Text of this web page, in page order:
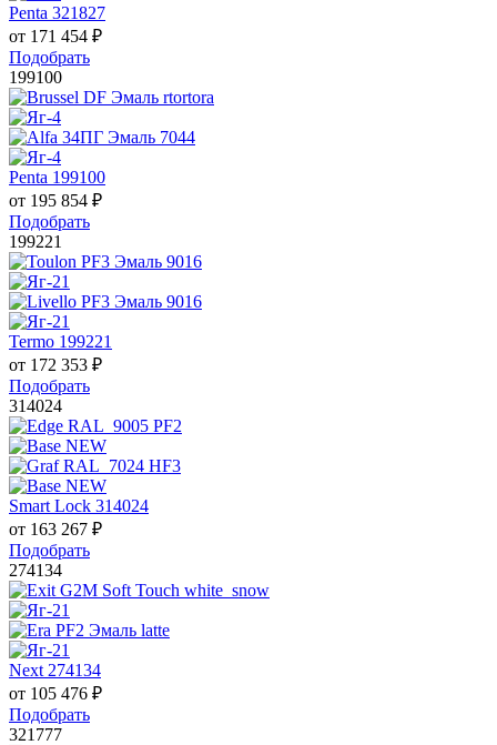
Penta 321827
от 171 454 ₽
Подобрать
199100
Penta 199100
от 195 854 ₽
Подобрать
199221
Termo 199221
от 172 353 ₽
Подобрать
314024
Smart Lock 314024
от 163 267 ₽
Подобрать
274134
Next 274134
от 105 476 ₽
Подобрать
321777